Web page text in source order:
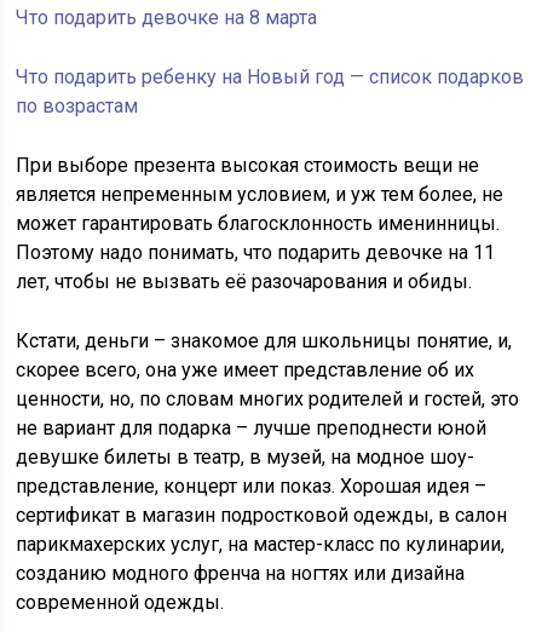
Что подарить девочке на 8 марта
Что подарить ребенку на Новый год — список подарков
по возрастам
При выборе презента высокая стоимость вещи не
является непременным условием, и уж тем более, не
может гарантировать благосклонность именинницы.
Поэтому надо понимать, что подарить девочке на 11
лет, чтобы не вызвать её разочарования и обиды.
Кстати, деньги – знакомое для школьницы понятие, и,
скорее всего, она уже имеет представление об их
ценности, но, по словам многих родителей и гостей, это
не вариант для подарка – лучше преподнести юной
девушке билеты в театр, в музей, на модное шоу-
представление, концерт или показ. Хорошая идея –
сертификат в магазин подростковой одежды, в салон
парикмахерских услуг, на мастер-класс по кулинарии,
созданию модного френча на ногтях или дизайна
современной одежды.